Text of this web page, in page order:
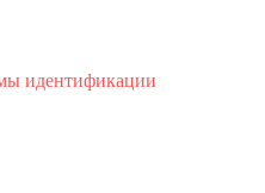
идентификации